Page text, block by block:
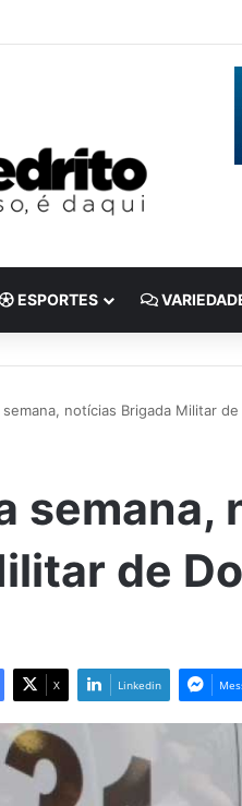
ESPORTES
semana, notícias Brigada Militar
semana,
de
X Linkedin